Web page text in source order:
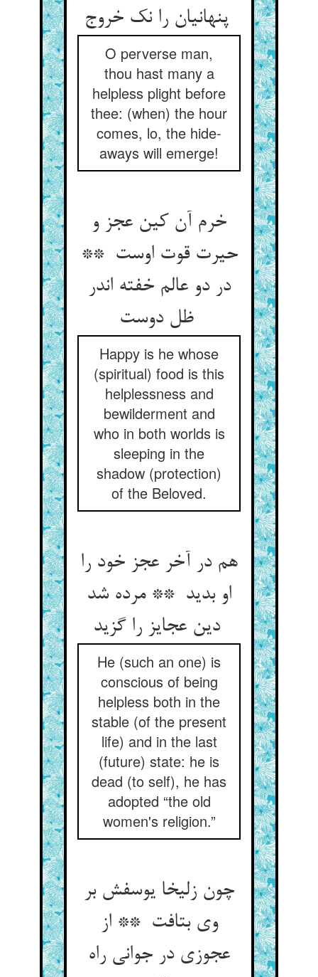
پنهانیان را نک خروج
O perverse man,
thou hast many a
helpless plight before
thee: (when) the hour
comes, lo, the hide-
aways will emerge!
خرم آن کین عجز و
حیرت قوت اوست **
در دو عالم خفته اندر
ظل دوست
Happy is he whose
(spiritual) food is this
helplessness and
bewilderment and
who in both worlds is
sleeping in the
shadow (protection)
of the Beloved.
هم در آخر عجز خود را
او بدید ** مرده شد
دین عجایز را گزید
He (such an one) is
conscious of being
helpless both in the
stable (of the present
life) and in the last
(future) state: he is
dead (to self), he has
adopted “the old
women's religion.”
چون زلیخا یوسفش بر
وی بتافت ** از
عجوزی در جوانی راه